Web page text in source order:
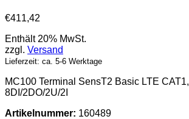
€411,42
Enthält 20% MwSt.
zzgl. Versand
Lieferzeit: ca. 5-6 Werktage
MC100 Terminal SensT2 Basic LTE
8DI/2DO/2U/2I
Artikelnummer: 160489